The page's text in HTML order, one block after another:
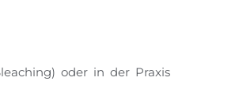
oder in der Praxis